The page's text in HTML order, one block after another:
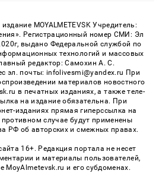
MOYALMETEVSK Учредитель:
Регистрационный номер СМИ: Эл
выдано Федеральной службой по
технологий и массовых
редактор: Самохин А. С.
эл. почты: infolivesmi@yandex.ru При
материалов новостного
в печатных изданиях, а также теле-
на издание обязательна. При
изданиях прямая гиперссылка на
противном случае будут применены
РФ об авторских и смежных правах.
16+. Редакция портала не несет
и материалы пользователей,
MoyAlmetevsk.ru и его субдоменах.